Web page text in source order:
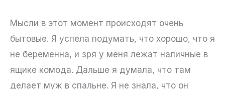
Мысли в этот момент происходят очень
бытовые. Я успела подумать, что хорошо, что я
не беременна, и зря у меня лежат наличные в
ящике комода. Дальше я думала, что там
делает муж в спальне. Я не знала, что он